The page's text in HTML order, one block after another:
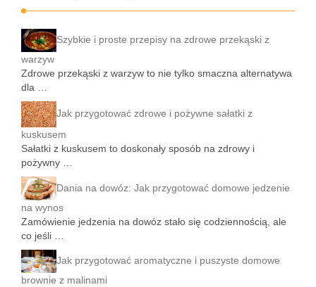
Szybkie i proste przepisy na zdrowe przekąski z
warzyw
Zdrowe przekąski z warzyw to nie tylko smaczna alternatywa
dla …
Jak przygotować zdrowe i pożywne sałatki z
kuskusem
Sałatki z kuskusem to doskonały sposób na zdrowy i
pożywny …
Dania na dowóz: Jak przygotować domowe jedzenie
na wynos
Zamówienie jedzenia na dowóz stało się codziennością, ale
co jeśli …
Jak przygotować aromatyczne i puszyste domowe
brownie z malinami